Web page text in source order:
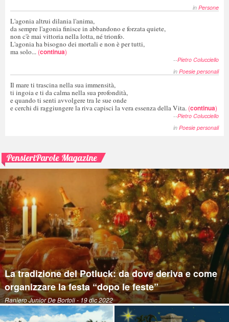
in Persone
L'agonia altrui dilania l'anima,
da sempre l'agonia finisce in abbandono e forzata quiete,
non c'è mai vittoria nella lotta, né trionfo.
L'agonia ha bisogno dei mortali e non è per tutti,
ma solo... (continua)
--Pietro Colucciello
in Poesie personali
Il mare ti trascina nella sua immensità,
ti ingoia e ti da calma nella sua profondità,
e quando ti senti avvolgere tra le sue onde
e cerchi di raggiungere la riva capisci la vera essenza della Vita. (continua)
--Pietro Colucciello
in Poesie personali
PensieriParole Magazine
La tradizione del Potluck: da dove deriva e come
organizzare la festa “dopo le feste”
Raniero Junior De Bortoli- 19 dic 2022